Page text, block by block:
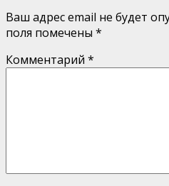
Ваш адрес email не будет
поля помечены *
Комментарий *